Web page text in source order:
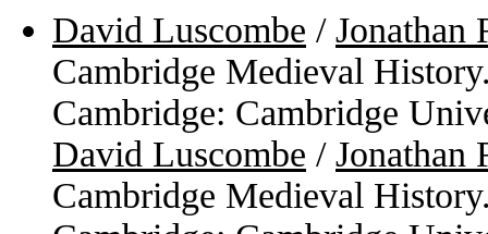
David Luscombe / Jonathan
Cambridge Medieval
Cambridge: Cambridge
David Luscombe / Jonathan
Cambridge Medieval